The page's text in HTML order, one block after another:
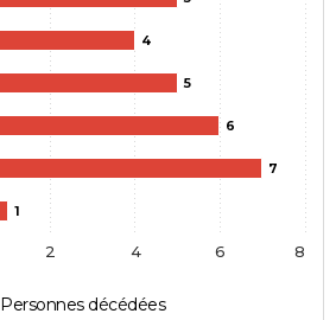
4
5
6
7
1
Personnes décédées
2 4 6 8